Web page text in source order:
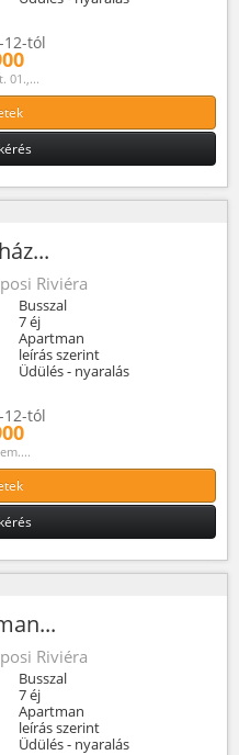
12-tól
01.,...
Riviéra
Busszal
7 éj
Apartman
leírás szerint
Üdülés - nyaralás
12-tól
Riviéra
Busszal
7 éj
Apartman
leírás szerint
Üdülés - nyaralás